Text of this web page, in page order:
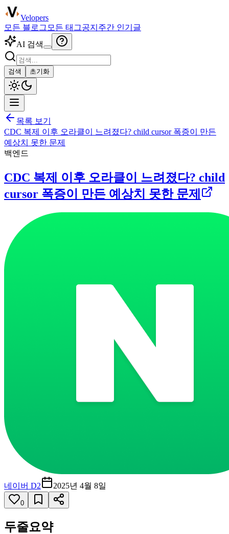
Velopers
모든 블로그 모든 태그공지 주간 인기글
AI 검색
검색 초기화
목록 보기
CDC 복제 이후 오라클이 느려졌다? child cursor 폭증이 만든
예상치 못한 문제
백엔드
CDC 복제 이후 오라클이 느려졌다? child
cursor 폭증이 만든 예상치 못한 문제
네이버 D2 2025년 4월 8일
0
두줄요약